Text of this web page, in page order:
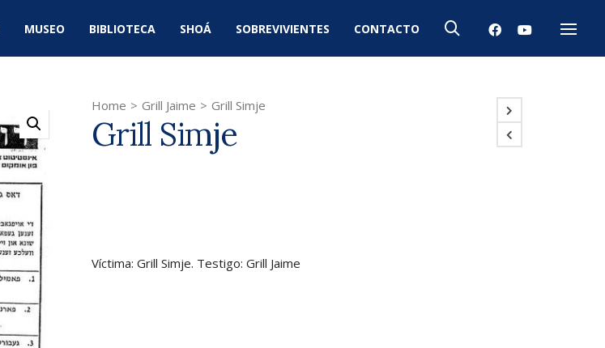
MUSEO BIBLIOTECA SHOÁ SOBREVIVIENTES CONTACTO
Menú
Home > Grill Jaime > Grill Simje
Grill Simje
Víctima: Grill Simje. Testigo: Grill Jaime